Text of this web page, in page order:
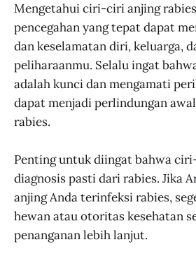
Mengetahui ciri-ciri anjing
pencegahan yang tepat dapat
dan keselamatan diri, keluarga,
peliharaanmu. Selalu ingat
adalah kunci dan mengamati
dapat menjadi perlindungan
rabies.
Penting untuk diingat bahwa
diagnosis pasti dari rabies. Jika
anjing Anda terinfeksi rabies,
hewan atau otoritas kesehatan
penanganan lebih lanjut.